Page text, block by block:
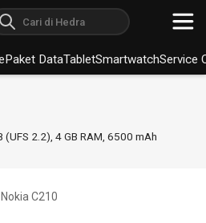
Paket DataTabletSmartwatchService
(UFS 2.2), 4 GB RAM 6500 mAh
C210